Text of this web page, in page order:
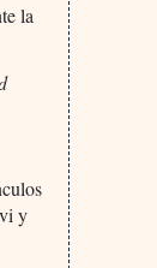
la
y